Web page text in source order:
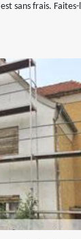
sans frais.